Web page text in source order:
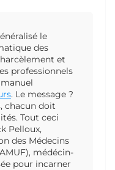
le
des
et
professionnels
. Le message ?
chacun doit
Tout ceci
Pelloux,
des Médecins
médécin-
pour incarner